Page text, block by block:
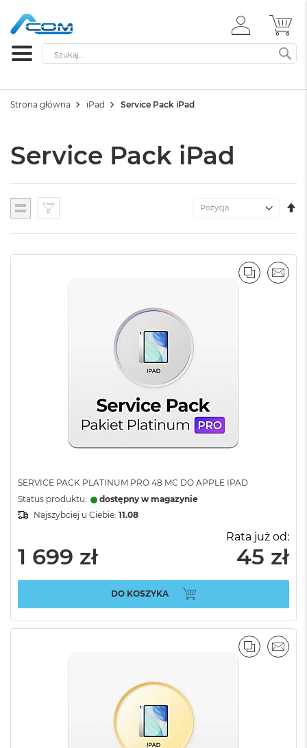
ZALOGUJ
SIĘ
Szukaj
Strona główna iPad Service Pack iPad
Service Pack iPad
Lista
SERVICE PACK PLATINUM PRO 48 MC DO APPLE IPAD
Status produktu:
dostępny w magazynie
Najszybciej u Ciebie: 11.08
1 699 zł
Rata już od:
45 zł
DO KOSZYKA